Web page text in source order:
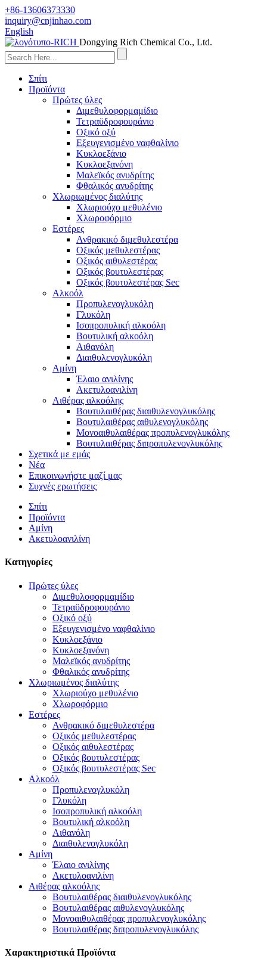
+86-13606373330
inquiry@cnjinhao.com
English
Dongying Rich Chemical Co., Ltd.
Σπίτι
Προϊόντα
Πρώτες ύλες
Διμεθυλοφορμαμίδιο
Τετραϋδροφουράνιο
Οξικό οξύ
Εξευγενισμένο ναφθαλίνιο
Κυκλοεξάνιο
Κυκλοεξανόνη
Μαλεϊκός ανυδρίτης
Φθαλικός ανυδρίτης
Χλωριωμένος διαλύτης
Χλωριούχο μεθυλένιο
Χλωροφόρμιο
Εστέρες
Ανθρακικό διμεθυλεστέρα
Οξικός μεθυλεστέρας
Οξικός αιθυλεστέρας
Οξικός βουτυλεστέρας
Οξικός βουτυλεστέρας Sec
Αλκοόλ
Προπυλενογλυκόλη
Γλυκόλη
Ισοπροπυλική αλκοόλη
Βουτυλική αλκοόλη
Αιθανόλη
Διαιθυλενογλυκόλη
Αμίνη
Έλαιο ανιλίνης
Ακετυλοανιλίνη
Αιθέρας αλκοόλης
Βουτυλαιθέρας διαιθυλενογλυκόλης
Βουτυλαιθέρας αιθυλενογλυκόλης
Μονοαιθυλαιθέρας προπυλενογλυκόλης
Βουτυλαιθέρας διπροπυλενογλυκόλης
Σχετικά με εμάς
Νέα
Επικοινωνήστε μαζί μας
Συχνές ερωτήσεις
Σπίτι
Προϊόντα
Αμίνη
Ακετυλοανιλίνη
Κατηγορίες
Πρώτες ύλες
Διμεθυλοφορμαμίδιο
Τετραϋδροφουράνιο
Οξικό οξύ
Εξευγενισμένο ναφθαλίνιο
Κυκλοεξάνιο
Κυκλοεξανόνη
Μαλεϊκός ανυδρίτης
Φθαλικός ανυδρίτης
Χλωριωμένος διαλύτης
Χλωριούχο μεθυλένιο
Χλωροφόρμιο
Εστέρες
Ανθρακικό διμεθυλεστέρα
Οξικός μεθυλεστέρας
Οξικός αιθυλεστέρας
Οξικός βουτυλεστέρας
Οξικός βουτυλεστέρας Sec
Αλκοόλ
Προπυλενογλυκόλη
Γλυκόλη
Ισοπροπυλική αλκοόλη
Βουτυλική αλκοόλη
Αιθανόλη
Διαιθυλενογλυκόλη
Αμίνη
Έλαιο ανιλίνης
Ακετυλοανιλίνη
Αιθέρας αλκοόλης
Βουτυλαιθέρας διαιθυλενογλυκόλης
Βουτυλαιθέρας αιθυλενογλυκόλης
Μονοαιθυλαιθέρας προπυλενογλυκόλης
Βουτυλαιθέρας διπροπυλενογλυκόλης
Χαρακτηριστικά Προϊόντα